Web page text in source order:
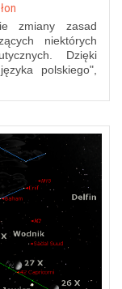
zmiany zasad
niektórych
Dzięki
polskiego",